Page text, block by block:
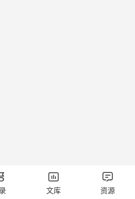

文库

资源